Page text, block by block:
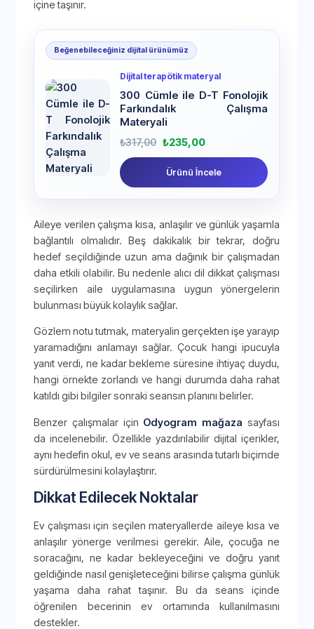
içine taşınır.
Beğenebileceğiniz dijital ürünümüz
Dijital terapötik materyal
300 Cümle ile D-T Fonolojik
Farkındalık Çalışma
Materyali
₺317,00 ₺235,00
Ürünü İncele
Aileye verilen çalışma kısa, anlaşılır ve günlük yaşamla
bağlantılı olmalıdır. Beş dakikalık bir tekrar, doğru
hedef seçildiğinde uzun ama dağınık bir çalışmadan
daha etkili olabilir. Bu nedenle alıcı dil dikkat çalışması
seçilirken aile uygulamasına uygun yönergelerin
bulunması büyük kolaylık sağlar.
Gözlem notu tutmak, materyalin gerçekten işe yarayıp
yaramadığını anlamayı sağlar. Çocuk hangi ipucuyla
yanıt verdi, ne kadar bekleme süresine ihtiyaç duydu,
hangi örnekte zorlandı ve hangi durumda daha rahat
katıldı gibi bilgiler sonraki seansın planını belirler.
Benzer çalışmalar için Odyogram mağaza sayfası
da incelenebilir. Özellikle yazdırılabilir dijital içerikler,
aynı hedefin okul, ev ve seans arasında tutarlı biçimde
sürdürülmesini kolaylaştırır.
Dikkat Edilecek Noktalar
Ev çalışması için seçilen materyallerde aileye kısa ve
anlaşılır yönerge verilmesi gerekir. Aile, çocuğa ne
soracağını, ne kadar bekleyeceğini ve doğru yanıt
geldiğinde nasıl genişleteceğini bilirse çalışma günlük
yaşama daha rahat taşınır. Bu da seans içinde
öğrenilen becerinin ev ortamında kullanılmasını
destekler.